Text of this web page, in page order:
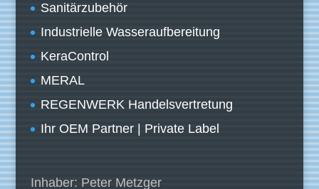
Sanitärzubehör
Industrielle Wasseraufbereitung
KeraControl
MERAL
REGENWERK Handelsvertretung
Ihr OEM Partner | Private Label
Inhaber: Peter Metzger